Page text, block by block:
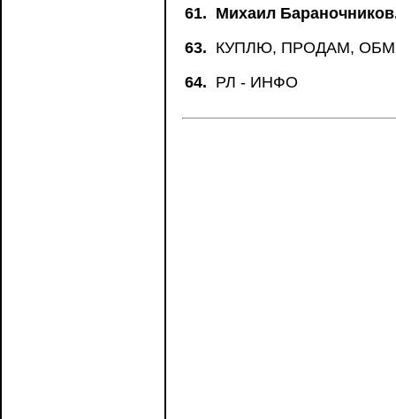
61. Михаил
63. КУПЛЮ, ПРОДАМ,
64. РЛ - ИНФО